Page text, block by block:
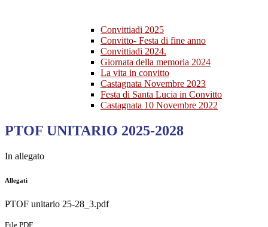
Convittiadi 2025
Convitto- Festa di fine anno
Convittiadi 2024.
Giornata della memoria 2024
La vita in convitto
Castagnata Novembre 2023
Festa di Santa Lucia in Convitto
Castagnata 10 Novembre 2022
PTOF UNITARIO 2025-2028
In allegato
Allegati
PTOF unitario 25-28_3.pdf
File PDF